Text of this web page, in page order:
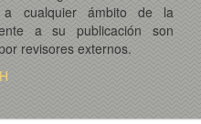
a cualquier ámbito de la
a su publicación son
revisores externos.